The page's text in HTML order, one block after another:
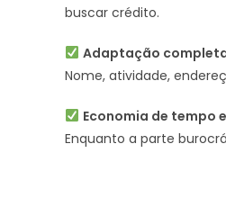
buscar crédito.
Adaptação
Nome, atividade,
Economia de tempo
Enquanto a parte